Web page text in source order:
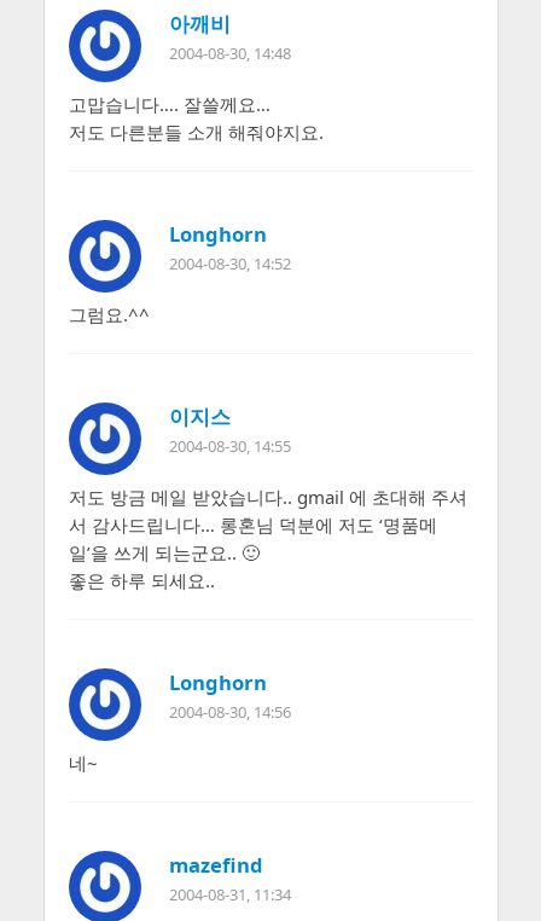
아깨비
2004-08-30, 14:48
고맙습니다…. 잘쓸께요…
저도 다른분들 소개 해줘야지요.
Longhorn
2004-08-30, 14:52
그럼요.^^
이지스
2004-08-30, 14:55
저도 방금 메일 받았습니다.. gmail 에 초대해 주셔
서 감사드립니다… 롱혼님 덕분에 저도 ‘명품메
일’을 쓰게 되는군요.. 🙂
좋은 하루 되세요..
Longhorn
2004-08-30, 14:56
네~
mazefind
2004-08-31, 11:34